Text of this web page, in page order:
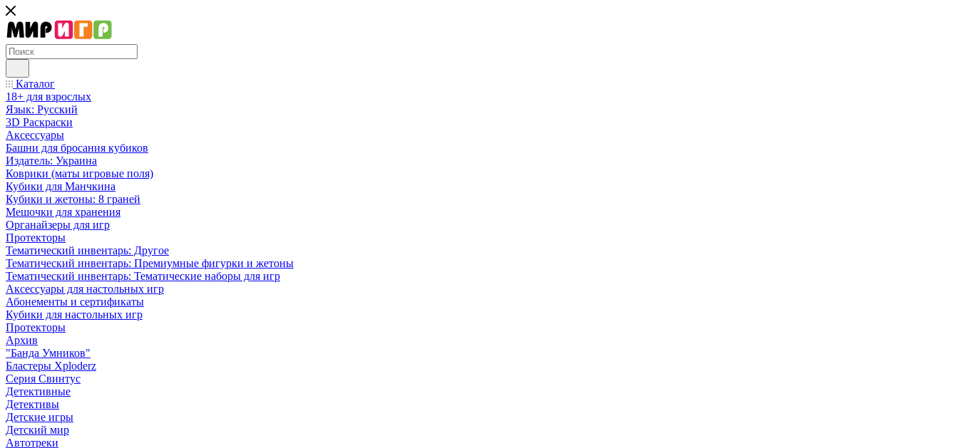
Каталог
18+ для взрослых
Язык: Русский
3D Раскраски
Аксессуары
Башни для бросания кубиков
Издатель: Украина
Коврики (маты игровые поля)
Кубики для Манчкина
Кубики и жетоны: 8 граней
Мешочки для хранения
Органайзеры для игр
Протекторы
Тематический инвентарь: Другое
Тематический инвентарь: Премиумные фигурки и жетоны
Тематический инвентарь: Тематические наборы для игр
Аксессуары для настольных игр
Абонементы и сертификаты
Кубики для настольных игр
Протекторы
Архив
"Банда Умников"
Бластеры Xploderz
Cерия Свинтус
Детективные
Детективы
Детские игры
Детский мир
Автотреки